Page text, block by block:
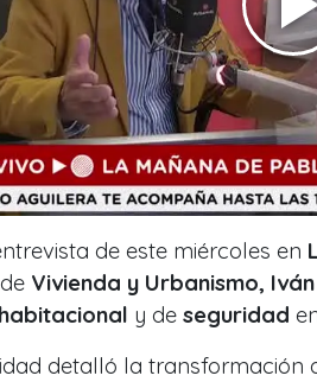
de este miércoles en
Vivienda y Urbanismo,
y de seguridad
detalló la transformación